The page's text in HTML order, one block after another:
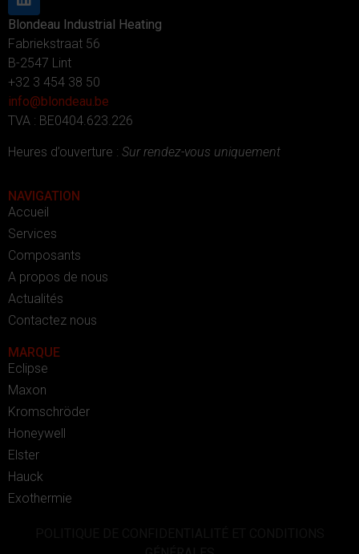
Blondeau Industrial Heating
Fabriekstraat 56
B-2547 Lint
+32 3 454 38 50
info@blondeau.be
TVA : BE0404.623.226
Heures d’ouverture : Sur rendez-vous uniquement
NAVIGATION
Accueil
Services
Composants
A propos de nous
Actualités
Contactez nous
MARQUE
Eclipse
Maxon
Kromschröder
Honeywell
Elster
Hauck
Exothermie